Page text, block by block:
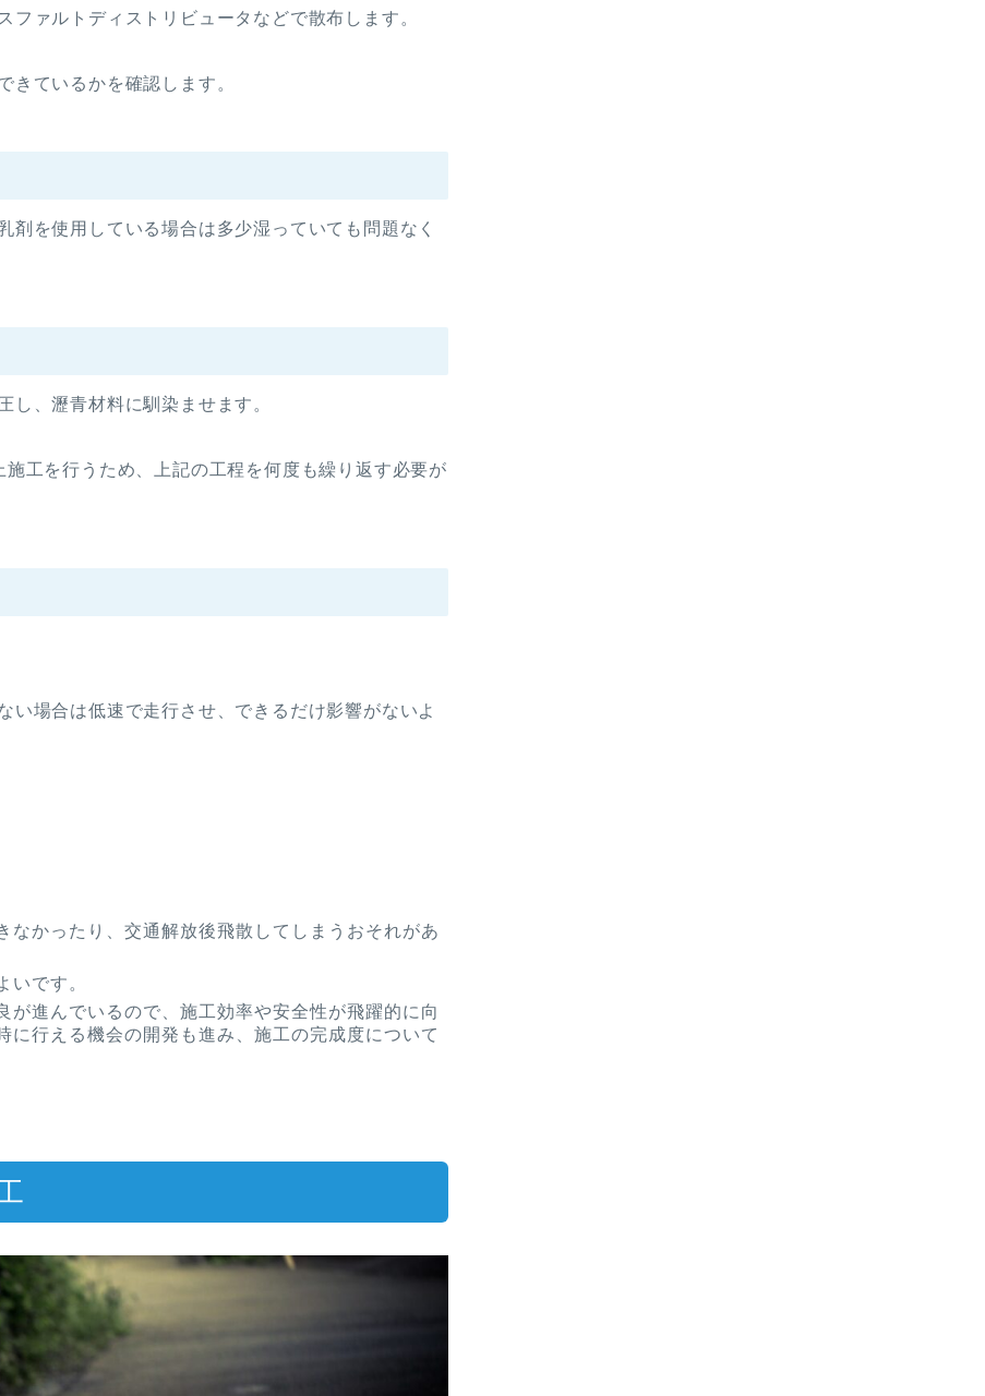
ァルトディストリビュータなどで散布します。
きているかを確認します。
を使用している場合は多少湿っていても問題なく
し、瀝青材料に馴染ませます。
工を行うため、上記の工程を何度も繰り返す必要が
い場合は低速で走行させ、できるだけ影響がないよ
なかったり、交通解放後飛散してしまうおそれがあ
いです。
が進んでいるので、施工効率や安全性が飛躍的に向
に行える機会の開発も進み、施工の完成度について